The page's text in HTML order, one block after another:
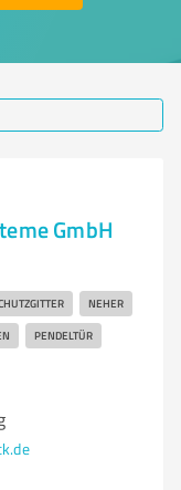
GmbH
NEHER
PENDELTÜR